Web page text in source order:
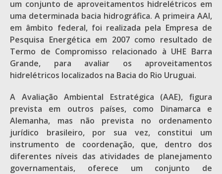
um conjunto de aproveitamentos hidrelétricos em
uma determinada bacia hidrográfica. A primeira AAI,
em âmbito federal, foi realizada pela Empresa de
Pesquisa Energética em 2007 como resultado de
Termo de Compromisso relacionado à UHE Barra
Grande, para avaliar os aproveitamentos
hidrelétricos localizados na Bacia do Rio Uruguai.
A Avaliação Ambiental Estratégica (AAE), figura
prevista em outros países, como Dinamarca e
Alemanha, mas não prevista no ordenamento
jurídico brasileiro, por sua vez, constitui um
instrumento de coordenação, que, dentro dos
diferentes níveis das atividades de planejamento
governamentais, oferece um conjunto de